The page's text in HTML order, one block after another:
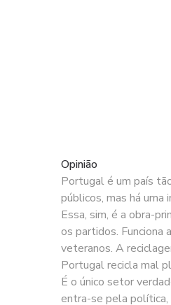
Opinião
Portugal é um país
públicos, mas há uma
Essa, sim, é a obra-
os partidos. Funciona
veteranos. A
Portugal recicla mal
É o único setor
entra-se pela política,